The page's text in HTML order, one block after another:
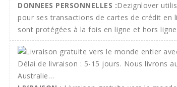
DONNEES PERSONNELLES :Dezignlover
pour ses transactions de cartes de crédit en
sont protégées à la fois en ligne et hors